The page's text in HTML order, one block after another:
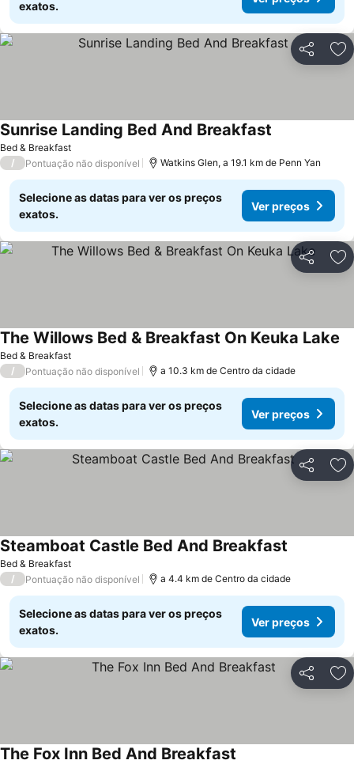
exatos.
Partilhar
Bed & Breakfast
Sunrise Landing Bed And Breakfast
/ Pontuação não disponível Watkins Glen, a 19.1 km de Penn Yan
Selecione as datas para ver os preços
exatos.
Ver preços
Partilhar
Bed & Breakfast
The Willows Bed & Breakfast On Keuka Lake
/ Pontuação não disponível a 10.3 km de Centro da cidade
Selecione as datas para ver os preços
exatos.
Ver preços
Partilhar
Bed & Breakfast
Steamboat Castle Bed And Breakfast
/ Pontuação não disponível a 4.4 km de Centro da cidade
Selecione as datas para ver os preços
exatos.
Ver preços
Partilhar
The Fox Inn Bed And Breakfast